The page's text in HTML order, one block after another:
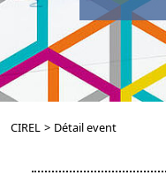
CIREL > Détail event